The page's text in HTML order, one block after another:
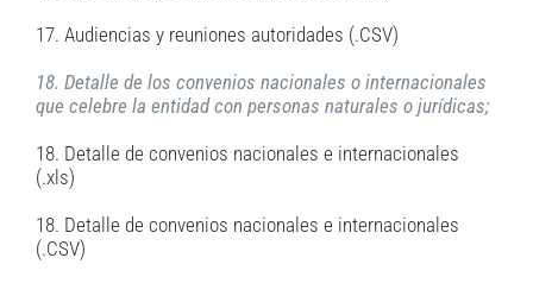
17. Audiencias y reuniones autoridades (.CSV)
18. Detalle de los convenios nacionales o internacionales
que celebre la entidad con personas naturales o jurídicas;
18. Detalle de convenios nacionales e internacionales
(.xls)
18. Detalle de convenios nacionales e internacionales
(.CSV)